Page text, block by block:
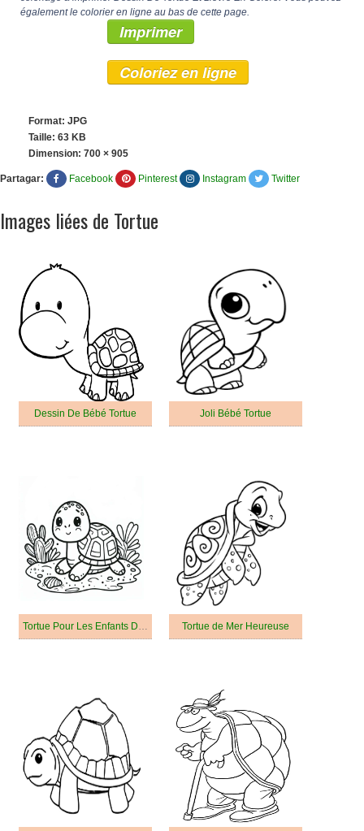
également le colorier en ligne au bas de cette page.
Imprimer
Coloriez en ligne
Format: JPG
Taille: 63 KB
Dimension: 700 × 905
Partagar: Facebook Pinterest Instagram Twitter
Images liées de Tortue
Dessin De Bébé Tortue Joli Bébé Tortue
Tortue Pour Les Enfants De 6 An Tortue de Mer Heureuse